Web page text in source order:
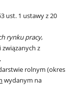
ust. 1 ustawy z 20
rynku pracy,
z
rolnym (okres
wydanym na